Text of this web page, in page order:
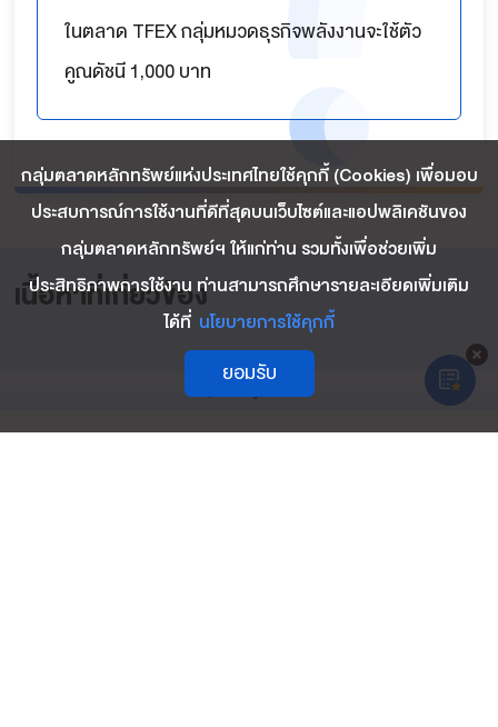
ในตลาด TFEX กลุ่มหมวดธุรกิจพลังงานจะใช้ตัว
คูณดัชนี 1,000 บาท
เนื้อหาที่เกี่ยวข้อง
กลุ่มตลาดหลักทรัพย์แห่งประเทศไทยใช้คุกกี้ (Cookies) เพื่อมอบ
ประสบการณ์การใช้งานที่ดีที่สุดบนเว็บไซต์และแอปพลิเคชันของ
กลุ่มตลาดหลักทรัพย์ฯ ให้แก่ท่าน รวมทั้งเพื่อช่วยเพิ่ม
ประสิทธิภาพการใช้งาน ท่านสามารถศึกษารายละเอียดเพิ่มเติม
ได้ที่ นโยบายการใช้คุกกี้
ยอมรับ